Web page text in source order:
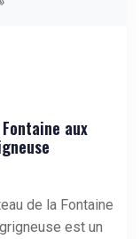
aux
de la Fontaine
est un